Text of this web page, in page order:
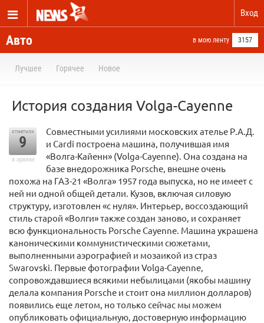
Вход
Авто в мою ленту 3157
Лучшее Горячее Новое
История создания Volga-Cayenne
отметили
9
в архиве
Совместными усилиями московских ателье Р.А.Д.
и Cardi построена машина, получившая имя
«Волга-Кайенн» (Volga-Cayenne). Она создана на
базе внедорожника Porsche, внешне очень
похожа на ГАЗ-21 «Волга» 1957 года выпуска, но не имеет с
ней ни одной общей детали. Кузов, включая силовую
структуру, изготовлен «с нуля». Интерьер, воссоздающий
стиль старой «Волги» также создан заново, и сохраняет
всю функциональность Porsche Cayenne. Машина украшена
каноническими коммунистическими сюжетами,
выполненными аэрографией и мозаикой из страз
Swarovski. Первые фотографии Volga-Cayenne,
сопровождавшиеся всякими небылицами (якобы машину
делала компания Porsche и стоит она миллион долларов)
появились еще летом, но только сейчас мы можем
опубликовать официальную, достоверную информацию